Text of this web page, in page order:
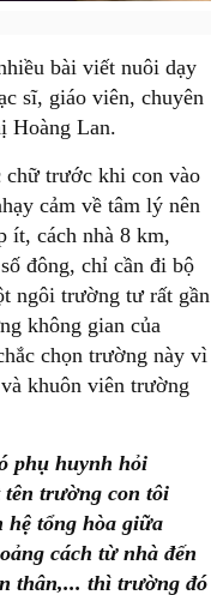
bài viết nuôi dạy
sĩ, giáo viên, chuyên
Hoàng Lan.
chữ trước khi con vào
cảm về tâm lý nên
ít, cách nhà 8 km,
đông, chỉ cần đi bộ
ngôi trường tư rất gần
không gian của
chọn trường này vì
khuôn viên trường
phụ huynh hỏi
trường con tôi
tổng hòa giữa
cách từ nhà đến
thân,... thì trường đó